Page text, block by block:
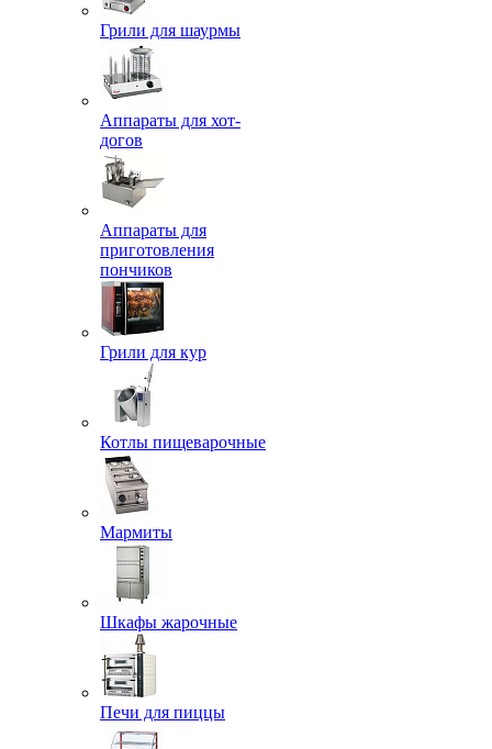
Грили для шаурмы
Аппараты для хот-
догов
Аппараты для
приготовления
пончиков
Грили для кур
Котлы пищеварочные
Мармиты
Шкафы жарочные
Печи для пиццы